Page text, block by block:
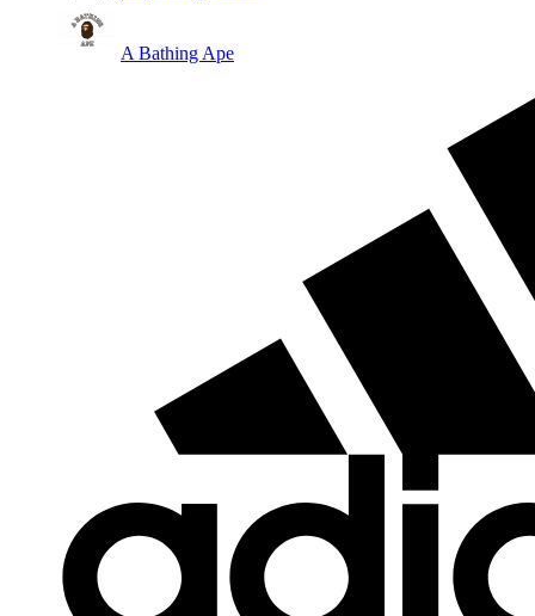
A Bathing Ape